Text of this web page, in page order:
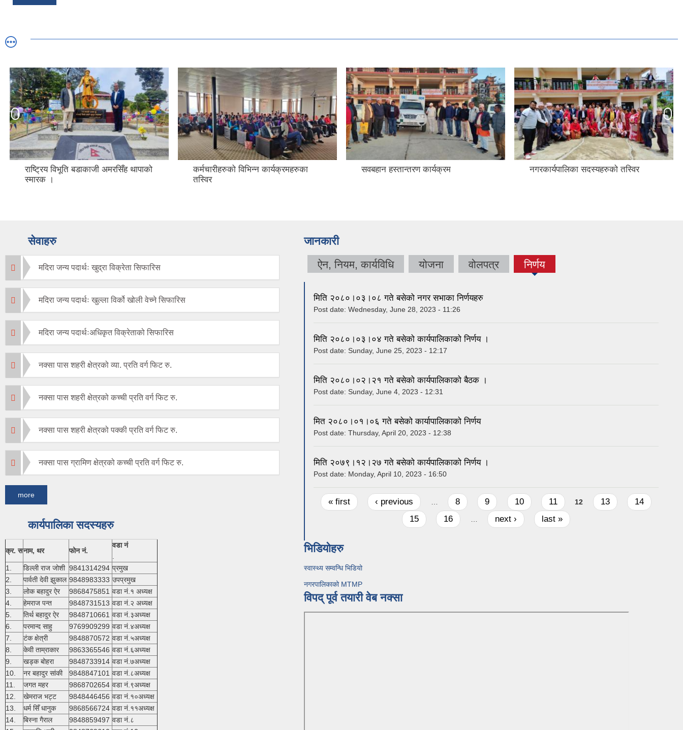
राष्ट्रिय विभूति बडाकाजी अमरसिँह थापाको
स्मारक ।
कर्मचारीहरुको विभिन्न कार्यक्रमहरुका
तस्विर
सवबहान हस्तान्तरण कार्यक्रम नगरकार्यपालिका सदस्यहरुको तस्विर
सेवाहरु
मदिरा जन्य पदार्थः खुद्रा विक्रेता सिफारिस
मदिरा जन्य पदार्थः खुल्ला विर्को खोली वेच्ने सिफारिस
मदिरा जन्य पदार्थःअधिकृत विक्रेताको सिफारिस
नक्सा पास शहरी क्षेत्रको व्या. प्रति वर्ग फिट रु.
नक्सा पास शहरी क्षेत्रको कच्ची प्रति वर्ग फिट रु.
नक्सा पास शहरी क्षेत्रको पक्की प्रति वर्ग फिट रु.
नक्सा पास ग्रामिण क्षेत्रको कच्ची प्रति वर्ग फिट रु.
more
कार्यपालिका सदस्यहरु
क्र. सनाम, थर फोन नं.
वडा नं
1.
डिल्ली राज जोशी 9841314294 प्रमुख
2.
पार्वती देवी झुकाल 9848983333 उपप्रमुख
3.
लोक बहादुर ऐर 9868475851 वडा नं.१ अध्यक्ष
4.
हेमराज पन्त 9848731513 वडा नं.२ अध्यक्ष
5.
तिर्थ बहादुर ऐर 9848710661 वडा नं.३अध्यक्ष
6.
परमान्द साहु 9769909299 वडा नं.४अध्यक्ष
7.
टंक क्षेत्री 9848870572 वडा नं.५अध्यक्ष
8.
केवी ताम्राकार 9863365546 वडा नं.६अध्यक्ष
9.
खड्क बोहरा 9848733914 वडा नं.७अध्यक्ष
10.
नर बहादुर सांकी 9848847101 वडा नं.८अध्यक्ष
11.
जगत महर 9868702654 वडा नं.९अध्यक्ष
12.
खेमराज भट्ट 9848446456 वडा नं.१०अध्यक्ष
13.
धर्म सिँ धानुक 9868566724 वडा नं.११अध्यक्ष
14.
बिस्ना गैराल 9848859497 वडा नं.८
जानकारी
ऐन, नियम, कार्यविधि योजना वोलपत्र निर्णय
(active
मिति २०८०।०३।०८ गते बसेको नगर सभाका निर्णयहरु
Post date: Wednesday, June 28, 2023 - 11:26
मिति २०८०।०३।०४ गते बसेको कार्यपालिकाको निर्णय ।
Post date: Sunday, June 25, 2023 - 12:17
मिति २०८०।०२।२१ गते बसेको कार्यपालिकाको बैठक ।
Post date: Sunday, June 4, 2023 - 12:31
मित २०८०।०१।०६ गते बसेको कार्यापालिकाको निर्णय
Post date: Thursday, April 20, 2023 - 12:38
मिति २०७९।१२।२७ गते बसेको कार्यपालिकाको निर्णय ।
Post date: Monday, April 10, 2023 - 16:50
Pages
« first ‹ previous 8 9 10 11 12 13
14
15
16 next › last »
भिडियोहरु
स्वास्थ्य सम्वन्धि भिडियो
नगरपालिकाको MTMP
विपद् पूर्व तयारी वेब नक्सा